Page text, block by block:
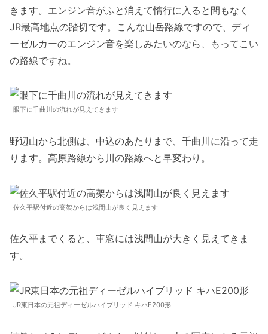
きます。エンジン音がふと消えて惰行に入ると間もなく
JR最高地点の踏切です。こんな山岳路線ですので、ディ
ーゼルカーのエンジン音を楽しみたいのなら、もってこい
の路線ですね。
眼下に千曲川の流れが見えてきます
野辺山から北側は、中込のあたりまで、千曲川に沿って走
ります。高原路線から川の路線へと早変わり。
佐久平駅付近の高架からは浅間山が良く見えます
佐久平までくると、車窓には浅間山が大きく見えてきま
す。
JR東日本の元祖ディーゼルハイブリッド キハE200形